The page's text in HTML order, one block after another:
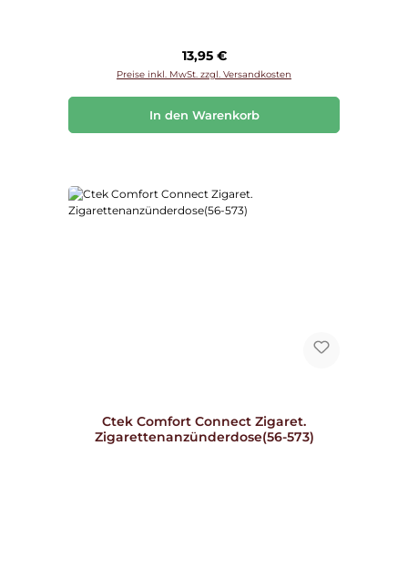
Regulärer Preis:
13,95 €
Preise inkl. MwSt. zzgl. Versandkosten
In den Warenkorb
Ctek Comfort Connect Zigaret.
Zigarettenanzünderdose(56-573)